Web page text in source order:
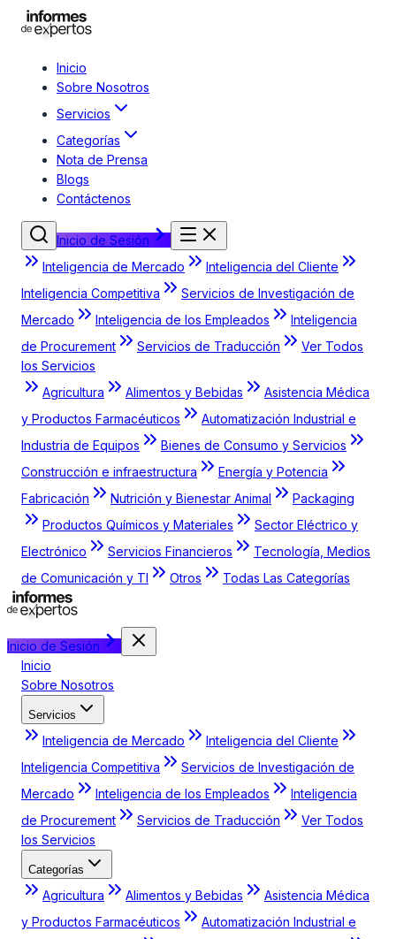
Inicio
Sobre Nosotros
Servicios
Categorías
Nota de Prensa
Blogs
Contáctenos
Inicio de Sesión
Inteligencia de Mercado
Inteligencia del Cliente
Inteligencia Competitiva
Servicios de Investigación de
Mercado
Inteligencia de los Empleados
Inteligencia
de Procurement
Servicios de Traducción
Ver Todos
los Servicios
Agricultura
Alimentos y Bebidas
Asistencia Médica
y Productos Farmacéuticos
Automatización Industrial e
Industria de Equipos
Bienes de Consumo y Servicios
Construcción e infraestructura
Energía y Potencia
Fabricación
Nutrición y Bienestar Animal
Packaging
Productos Químicos y Materiales
Sector Eléctrico y
Electrónico
Servicios Financieros
Tecnología, Medios
de Comunicación y TI
Otros Todas Las Categorías
Inicio de Sesión
Inicio
Sobre Nosotros
Servicios
Inteligencia de Mercado
Inteligencia del Cliente
Inteligencia Competitiva
Servicios de Investigación de
Mercado
Inteligencia de los Empleados
Inteligencia
de Procurement
Servicios de Traducción
Ver Todos
los Servicios
Categorías
Agricultura Alimentos y Bebidas
Asistencia Médica
y Productos Farmacéuticos
Automatización Industrial e